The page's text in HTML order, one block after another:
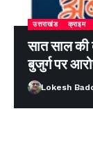
उत्तराखंड क्राइम
सात साल की
बुजुर्ग पर
Lokesh